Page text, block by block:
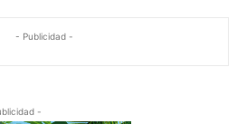
- Publicidad -
-